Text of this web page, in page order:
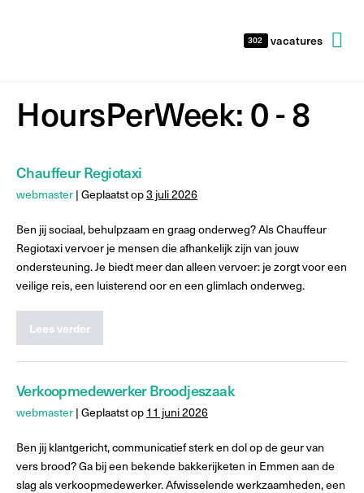
302 vacatures
HoursPerWeek: 0 - 8
Chauffeur Regiotaxi
webmaster | Geplaatst op3 juli 2026
Ben jij sociaal, behulpzaam en graag onderweg? Als Chauffeur
Regiotaxi vervoer je mensen die afhankelijk zijn van jouw
ondersteuning. Je biedt meer dan alleen vervoer: je zorgt voor een
veilige reis, een luisterend oor en een glimlach onderweg.
Lees verder
Verkoopmedewerker Broodjeszaak
webmaster | Geplaatst op 11 juni 2026
Ben jij klantgericht, communicatief sterk en dol op de geur van
vers brood? Ga bij een bekende bakkerijketen in Emmen aan de
slag als verkoopmedewerker. Afwisselende werkzaamheden, een